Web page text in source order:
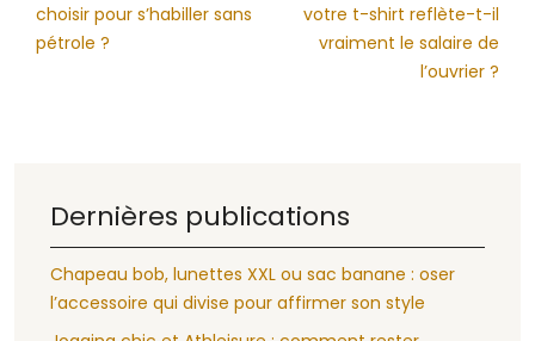
choisir pour s’habiller sans
pétrole ?
votre t-shirt reflète-t-il
vraiment le salaire de
l’ouvrier ?
Dernières publications
Chapeau bob, lunettes XXL ou sac banane : oser
l’accessoire qui divise pour affirmer son style